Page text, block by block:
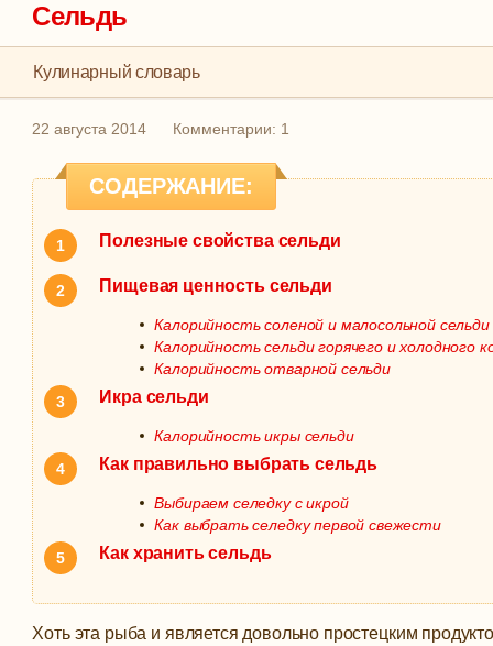
Сельдь
Кулинарный словарь
22 августа 2014 Комментарии: 1
СОДЕРЖАНИЕ:
Полезные свойства сельди
Пищевая ценность сельди
Калорийность соленой и малосольной сельди
Калорийность сельди горячего и холодного
Калорийность отварной сельди
Икра сельди
Калорийность икры сельди
Как правильно выбрать сельдь
Выбираем селедку с икрой
Как выбрать селедку первой свежести
Как хранить сельдь
Хоть эта рыба и является довольно простецким